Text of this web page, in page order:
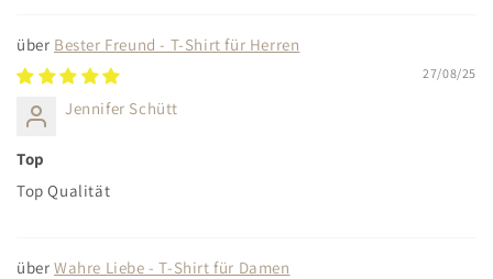
Bester Freund - T-Shirt für Herren
27/08/25
Jennifer Schütt
Top
Top Qualität
Wahre Liebe - T-Shirt für Damen